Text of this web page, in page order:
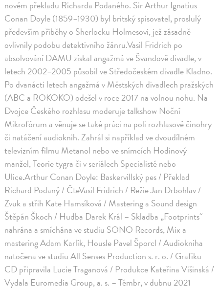
novém překladu Richarda Podaného. Sir Arthur Ignatius
Conan Doyle (1859–1930) byl britský spisovatel, proslulý
především příběhy o Sherlocku Holmesovi, jež zásadně
ovlivnily podobu detektivního žánru.Vasil Fridrich po
absolvování DAMU získal angažmá ve Švandově divadle, v
letech 2002–2005 působil ve Středočeském divadle Kladno.
Po dvanácti letech angažmá v Městských divadlech pražských
(ABC a ROKOKO) odešel v roce 2017 na volnou nohu. Na
Dvojce Českého rozhlasu moderuje talkshow Noční
Mikrofórum a věnuje se také práci na poli rozhlasové činohry
či natáčení audioknih. Zahrál si například ve dvoudílném
televizním filmu Metanol nebo ve snímcích Hodinový
manžel, Teorie tygra či v seriálech Specialisté nebo
Ulice.Arthur Conan Doyle: Baskervillský pes / Překlad
Richard Podaný / ČteVasil Fridrich / Režie Jan Drbohlav /
Zvuk a střih Kate Hamsíková / Mastering a Sound design
Štěpán Škoch / Hudba Darek Král – Skladba „Footprints“
nahrána a smíchána ve studiu SONO Records, Mix a
mastering Adam Karlík, Housle Pavel Šporcl / Audiokniha
natočena ve studiu All Senses Production s. r. o. / Grafiku
CD připravila Lucie Traganová / Produkce Kateřina Višinská /
Vydala Euromedia Group, a. s. – Témbr, v dubnu 2021